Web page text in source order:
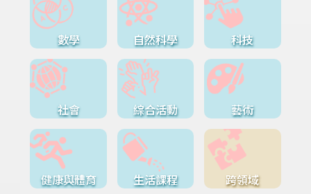
數學 自然科學 科技
社會 綜合活動 藝術
健康與體育 生活課程 跨領域